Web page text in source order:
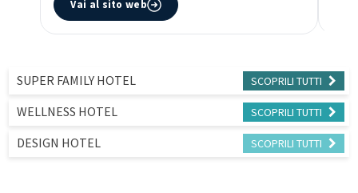
Vai al sito web
SUPER FAMILY HOTEL SCOPRILITUTTI
WELLNESS HOTEL SCOPRILITUTTI
DESIGN HOTEL SCOPRILITUTTI